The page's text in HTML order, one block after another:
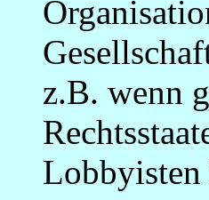
z.B. wenn
Lobbyisten